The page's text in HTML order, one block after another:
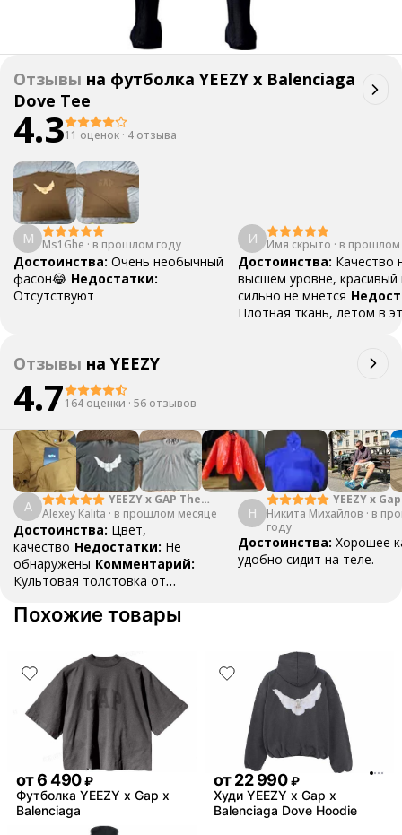
Отзывы на футболка YEEZY x Balenciaga
Dove Tee
4.311 оценок · 4 отзыва
M Ms1Ghe · в прошлом году
Достоинства: Очень необычный
фасон😂 Недостатки:
Отсутствуют
И Имя скрыто · в прошлом
Достоинства: Качество
высшем уровне, красивый
сильно не мнется
Плотная ткань, летом в
Отзывы на YEEZY
4.7164 оценки · 56 отзывов
A
YEEZY x GAP The
Perfect Hoodie Light
Brown
Alexey Каlita · в прошлом месяце
Достоинства: Цвет,
качество Недостатки: Не
обнаружены Комментарий:
Культовая толстовка от
Маломерит, поэтому берите на
размер больше и будет вам
Н
YEEZY x
Balenciaga
Никита Михайлов · в
году
Достоинства: Хорошее
удобно сидит на теле.
Похожие товары
от6 490 ₽
Футболка YEEZY x Gap x
Balenciaga
от22 990 ₽
Худи YEEZY x Gap x
Balenciaga Dove Hoodie